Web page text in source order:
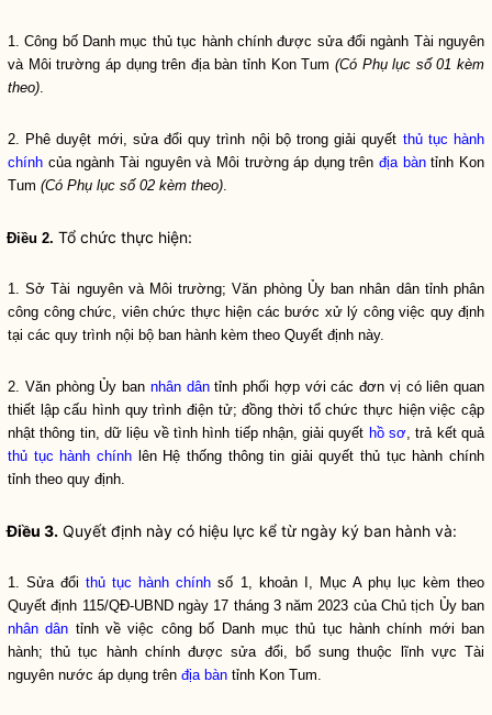
1. Công bố Danh mục thủ tục hành chínhđược sửa đổi ngành Tài nguyên
và Môi trường áp dụng trên địa bàn tỉnh Kon Tum (Có Phụ lục số 01 kèm
theo).
2. Phê duyệt mới, sửa đổi quy trình nội bộ trong giải quyết thủ tục hành
chính của ngành Tài nguyên và Môi trường áp dụng trênđịa bàntỉnh Kon
Tum (Có Phụ lục số 02 kèm theo).
Điều 2. Tổ chức thực hiện:
1. Sở Tài nguyên và Môi trường; Văn phòng Ủy bannhân dântỉnh phân
công công chức, viên chức thực hiện các bước xử lý công việc quy định
tại các quy trình nội bộ ban hành kèm theo Quyết định này.
2. Văn phòng Ủy ban nhân dântỉnh phối hợp với các đơn vị có liên quan
thiết lập cấu hình quy trình điện tử; đồng thời tổ chức thực hiện việc cập
nhật thông tin, dữ liệu về tình hình tiếp nhận, giải quyết hồ sơ, trả kết quả
thủ tục hành chínhlên Hệ thống thông tin giải quyếtthủ tục hành chính
tỉnh theo quy định.
Điều 3. Quyết định này có hiệu lực kể từ ngày ký ban hành và:
1. Sửa đổithủ tục hành chính số 1, khoản I, Mục A phụ lục kèm theo
Quyết định 115/QĐ-UBND ngày 17 tháng 3 năm 2023 của Chủ tịch Ủy ban
nhân dân tỉnh về việc công bố Danh mụcthủ tục hành chính mới ban
hành;thủ tục hành chínhđược sửa đổi, bổ sung thuộc lĩnh vực Tài
nguyên nước áp dụng trên địa bàn tỉnh Kon Tum.